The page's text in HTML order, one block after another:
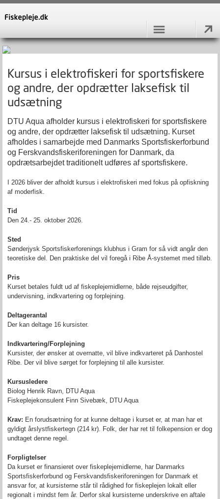
Kursus i elektrofiskeri for sportsfiskere
og andre, der opdrætter laksefisk til
udsætning
DTU Aqua afholder kursus i elektrofiskeri for sportsfiskere
og andre, der opdrætter laksefisk til udsætning. Kurset
afholdes i samarbejde med Danmarks Sportsfiskerforbund
og Ferskvandsfiskeriforeningen for Danmark, da
opdrætsarbejdet traditionelt udføres af sportsfiskere.
I 2026 bliver der afholdt kursus i elektrofiskeri med fokus på opfiskning
af moderfisk.
Tid
Den 24.- 25. oktober 2026.
Sted
Sønderjysk Sportsfiskerforenings klubhus i Gram for så vidt angår den
teoretiske del. Den praktiske del vil foregå i Ribe Å-systemet med tilløb.
Pris
Kurset betales fuldt ud af fiskeplejemidlerne, både rejseudgifter,
undervisning, indkvartering og forplejning.
Deltagerantal
Der kan deltage 16 kursister.
Indkvartering/Forplejning
Kursister, der ønsker at overnatte, vil blive indkvarteret på Danhostel
Ribe. Der vil blive sørget for forplejning til alle kursister.
Kursusledere
Biolog Henrik Ravn, DTU Aqua
Fiskeplejekonsulent Finn Sivebæk, DTU Aqua
Krav: En forudsætning for at kunne deltage i kurset er, at man har et
gyldigt årslystfiskertegn (214 kr). Folk, der har ret til folkepension er dog
undtaget denne regel.
Forpligtelser
Da kurset er finansieret over fiskeplejemidlerne, har Danmarks
Sportsfiskerforbund og Ferskvandsfiskeriforeningen for Danmark et
ansvar for, at kursisterne står til rådighed for fiskeplejen lokalt eller
regionalt i mindst fem år. Derfor skal kursisterne underskrive en aftale